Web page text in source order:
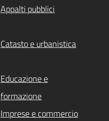
Appalti pubblici
Catasto e urbanistica
Educazione e
formazione
Imprese e commercio